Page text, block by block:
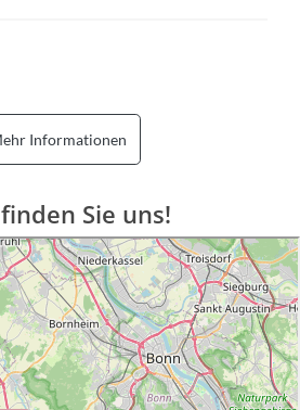
Informationen
Sie uns!